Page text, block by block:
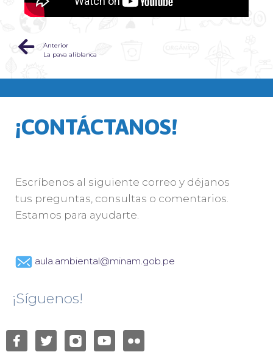
Anterior
La pava aliblanca
¡CONTÁCTANOS!
Escríbenos al siguiente correo y déjanos
tus preguntas, consultas o comentarios.
Estamos para ayudarte.
aula.ambiental@minam.gob.pe
¡Síguenos!